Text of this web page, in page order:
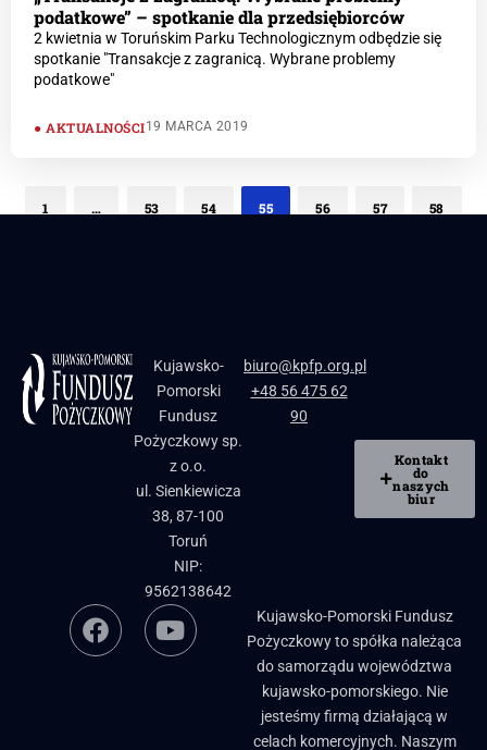
podatkowe” – spotkanie dla przedsiębiorców
2 kwietnia w Toruńskim Parku Technologicznym odbędzie się
spotkanie "Transakcje z zagranicą. Wybrane problemy
podatkowe"
AKTUALNOŚCI19 MARCA 2019
1 … 53 54 55 56 57 58
Kujawsko-
Pomorski
Fundusz
Pożyczkowy sp.
z o.o.
ul. Sienkiewicza
38, 87-100
Toruń
NIP:
9562138642
biuro@kpfp.org.pl
+48 56 475 62
90
Kontakt
do
naszych
biur
Kujawsko-Pomorski Fundusz
Pożyczkowy to spółka należąca
do samorządu województwa
kujawsko-pomorskiego. Nie
jesteśmy firmą działającą w
celach komercyjnych. Naszym